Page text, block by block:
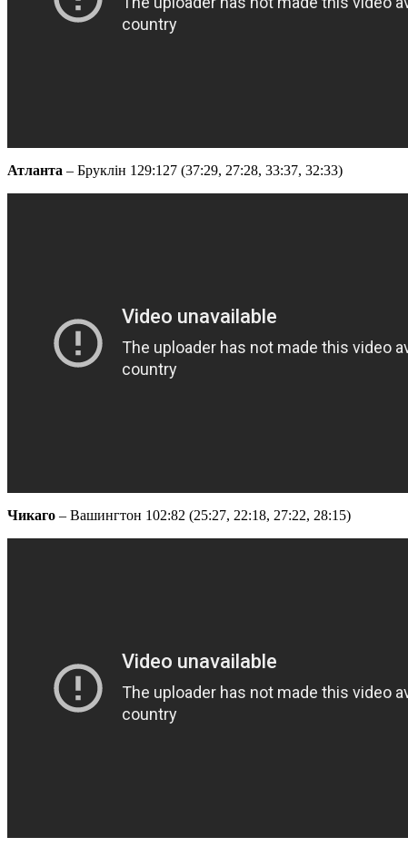
Атланта – Бруклін 129:127 (37:29, 27:28, 33:37, 32:33)
Чикаго – Вашингтон 102:82 (25:27, 22:18, 27:22, 28:15)